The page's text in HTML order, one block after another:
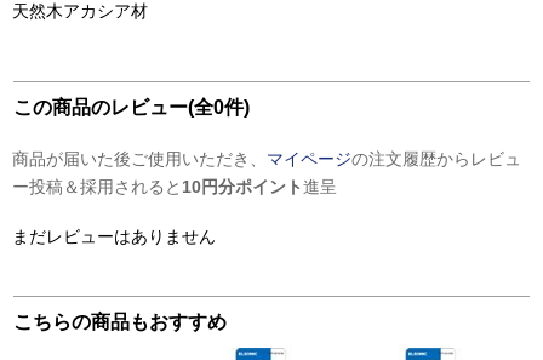
天然木アカシア材
この商品のレビュー(全0件)
商品が届いた後ご使用いただき、 マイページの注文履歴からレビュ
ー投稿＆採用されると 10円分ポイント進呈
まだレビューはありません
こちらの商品もおすすめ